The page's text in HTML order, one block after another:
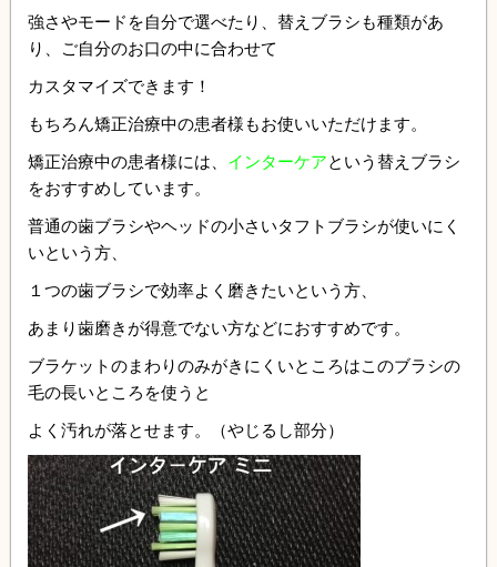
強さやモードを自分で選べたり、替えブラシも種類があ
り、ご自分のお口の中に合わせて
カスタマイズできます！
もちろん矯正治療中の患者様もお使いいただけます。
矯正治療中の患者様には、 インターケアという替えブラシ
をおすすめしています。
普通の歯ブラシやヘッドの小さいタフトブラシが使いにく
いという方、
１つの歯ブラシで効率よく磨きたいという方、
あまり歯磨きが得意でない方などにおすすめです。
ブラケットのまわりのみがきにくいところはこのブラシの
毛の長いところを使うと
よく汚れが落とせます。（やじるし部分）